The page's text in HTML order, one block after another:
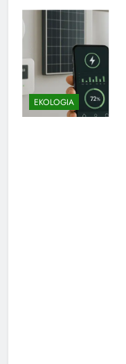
EKOLOGIA